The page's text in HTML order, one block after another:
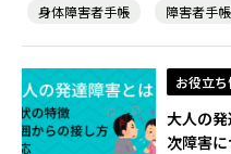
身体障害者手帳
障害者手帳
お役立
大人の
次障害